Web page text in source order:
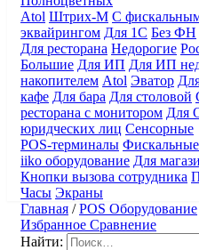
Atol Штрих-М С
эквайрингом Для 1С Без ФН
Для ресторана Недорогие
Большие Для ИП Для ИП
накопителем Atol Эватор
кафе Для бара Для столовой
ресторана с монитором Для
юридческих лиц Сенсорные
POS-терминалы
iiko оборудование Для
Кнопки вызова сотрудника
Часы Экраны
Главная /POS Оборудование
Избранное Сравнение
Найти: